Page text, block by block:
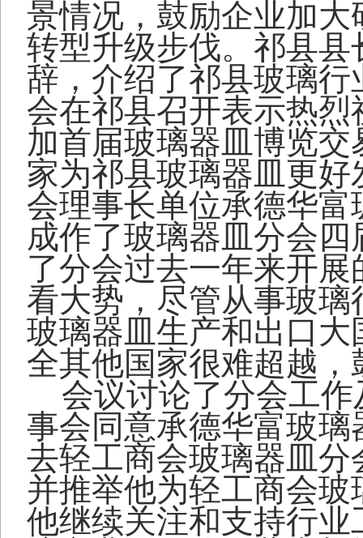
景情况，鼓励企业加
转型升级步伐。祁县
辞，介绍了祁县玻璃
会在祁县召开表示热
加首届玻璃器皿博览
家为祁县玻璃器皿更
会理事长单位承德华
成作了玻璃器皿分会
了分会过去一年来开
看大势，尽管从事玻
玻璃器皿生产和出口
全其他国家很难超越
会议讨论了分会工
事会同意承德华富玻
去轻工商会玻璃器皿
并推举他为轻工商会
他继续关注和支持行